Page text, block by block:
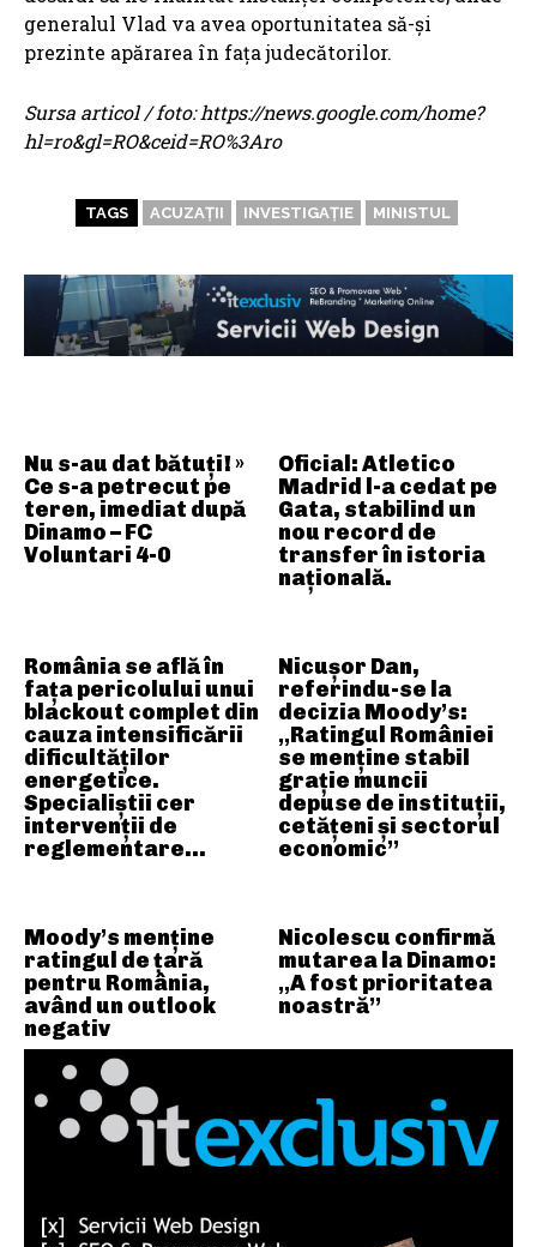
Nu s-au dat bătuți! »
Ce s-a petrecut pe
teren, imediat după
Dinamo – FC
Voluntari 4-0
Oficial: Atletico
Madrid l-a cedat pe
Gata, stabilind un
nou record de
transfer în istoria
națională.
România se află în
fața pericolului unui
blackout complet din
cauza intensificării
dificultăților
energetice.
Specialiștii cer
intervenții de
reglementare…
Nicușor Dan,
referindu-se la
decizia Moody’s:
„Ratingul României
se menține stabil
grație muncii
depuse de instituții,
cetățeni și sectorul
economic”
Moody’s menține
ratingul de țară
pentru România,
având un outlook
negativ
Nicolescu confirmă
mutarea la Dinamo:
„A fost prioritatea
noastră”
generalul Vlad va avea oportunitatea să-și
prezinte apărarea în fața judecătorilor.
Sursa articol / foto: https://news.google.com/home?
hl=ro&gl=RO&ceid=RO%3Aro
TAGS ACUZAȚII INVESTIGAȚIE MINISTUL